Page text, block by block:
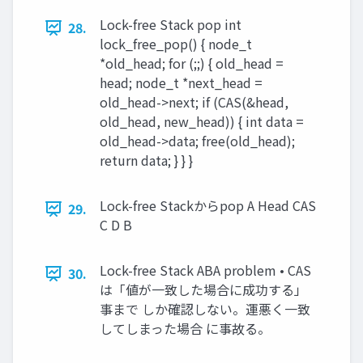
28.
Lock-free Stack pop int
lock_free_pop() { node_t
*old_head; for (;;) { old_head =
head; node_t *next_head =
old_head->next; if (CAS(&head,
old_head, new_head)) { int data =
old_head->data; free(old_head);
return data; } } }
29.
Lock-free Stackからpop A Head CAS
C D B
30.
Lock-free Stack ABA problem • CAS
は「値が一致した場合に成功する」
事まで しか確認しない。運悪く一致
してしまった場合 に事故る。